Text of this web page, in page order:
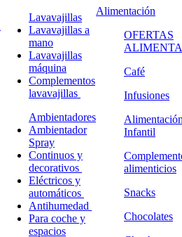
Lavavajillas
Lavavajillas a
mano
Lavavajillas
máquina
Complementos
lavavajillas
Ambientadores
Ambientador
Spray
Continuos y
decorativos
Eléctricos y
automáticos
Antihumedad
Para coche y
espacios
Alimentación
OFERTAS
Café
Infusiones
Infantil
alimenticios
Snacks
Chocolates